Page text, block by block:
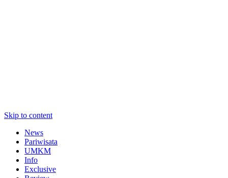
Skip to content
News
Pariwisata
UMKM
Info
Exclusive